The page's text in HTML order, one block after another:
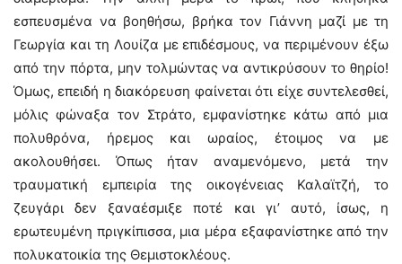
εσπευσμένα να βοηθήσω, βρήκα τον Γιάννη μαζί με τη
Γεωργία και τη Λουίζα με επιδέσμους, να περιμένουν έξω
από την πόρτα, μην τολμώντας να αντικρύσουν το θηρίο!
Όμως, επειδή η διακόρευση φαίνεται ότι είχε συντελεσθεί,
μόλις φώναξα τον Στράτο, εμφανίστηκε κάτω από μια
πολυθρόνα, ήρεμος και ωραίος, έτοιμος να με
ακολουθήσει. Όπως ήταν αναμενόμενο, μετά την
τραυματική εμπειρία της οικογένειας Καλαϊτζή, το
ζευγάρι δεν ξαναέσμιξε ποτέ και γι’ αυτό, ίσως, η
ερωτευμένη πριγκίπισσα, μια μέρα εξαφανίστηκε από την
πολυκατοικία της Θεμιστοκλέους.